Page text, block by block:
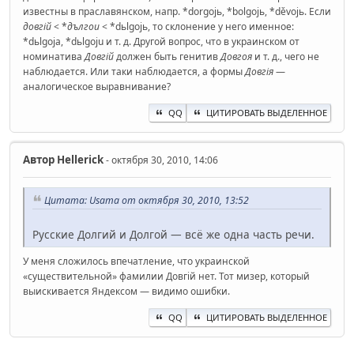
известны в праславянском, напр. *dorgojь, *bolgojь, *děvojь. Если
довгій< *дългои< *dьlgojь, то склонение у него именное:
*dьlgoja, *dьlgoju и т. д. Другой вопрос, что в украинском от
номинативаДовгійдолжен быть генитивДовгоя и т. д., чего не
наблюдается. Или таки наблюдается, а формыДовгія—
аналогическое выравнивание?
QQ ЦИТИРОВАТЬ ВЫДЕЛЕННОЕ
Автор Hellerick- октября 30, 2010, 14:06
Цитата: Usama от октября 30, 2010, 13:52
Русские Долгий и Долгой — всё же одна часть речи.
У меня сложилось впечатление, что украинской
«существительной» фамилии Довгій нет. Тот мизер, который
выискивается Яндексом — видимо ошибки.
QQ ЦИТИРОВАТЬ ВЫДЕЛЕННОЕ